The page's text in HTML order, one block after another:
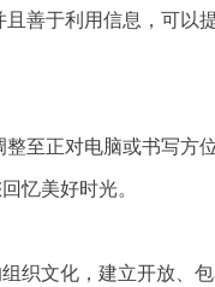
善于利用信息，可以
至正对电脑或书写方
忆美好时光。
文化，建立开放、